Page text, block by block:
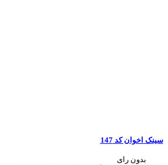
سینک اخوان کد 147
بدون رای